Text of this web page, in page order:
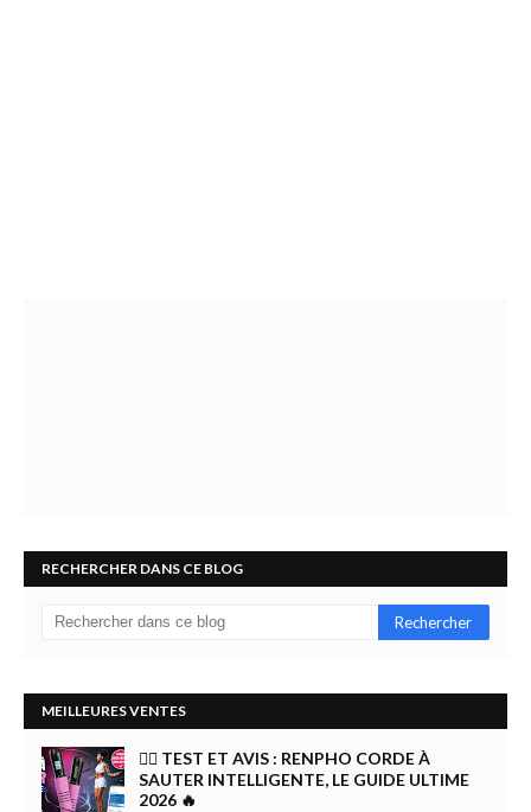
RECHERCHER DANS CE BLOG
MEILLEURES VENTES
🏋️‍♀️ TEST ET AVIS : RENPHO CORDE À
SAUTER INTELLIGENTE, LE GUIDE ULTIME
2026 🔥